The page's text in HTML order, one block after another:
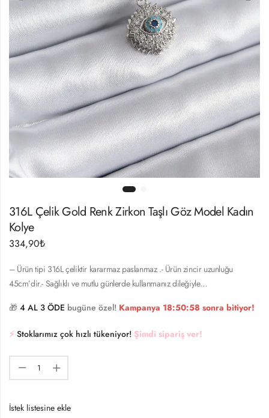
316L Çelik Gold Renk Zirkon Taşlı Göz Model Kadın
Kolye
334,90₺
– Ürün tipi 316L çeliktir kararmaz paslanmaz .- Ürün zincir uzunluğu
45cm’dir.- Sağlıklı ve mutlu günlerde kullanmanız dileğiyle…
🎁 4 AL 3 ÖDE bugüne özel! Kampanya 18:50:58 sonra bitiyor!
⚡️ Stoklarımız çok hızlı tükeniyor! Şimdi sipariş ver!
İstek listesine ekle